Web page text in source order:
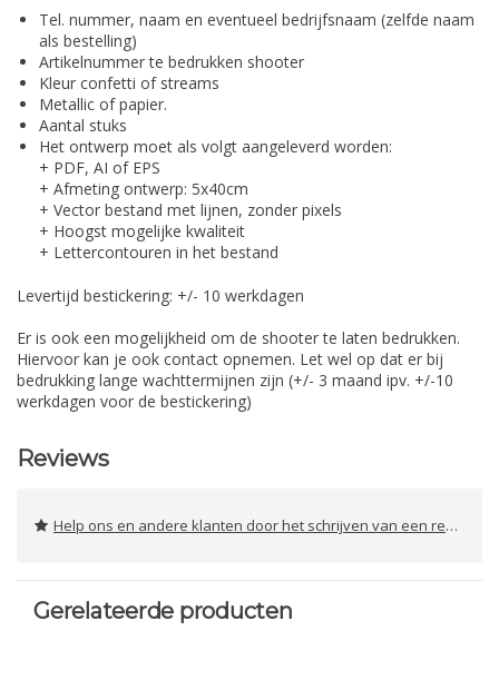
Tel. nummer, naam en eventueel bedrijfsnaam (zelfde naam
als bestelling)
Artikelnummer te bedrukken shooter
Kleur confetti of streams
Metallic of papier.
Aantal stuks
Het ontwerp moet als volgt aangeleverd worden:
+ PDF, AI of EPS
+ Afmeting ontwerp: 5x40cm
+ Vector bestand met lijnen, zonder pixels
+ Hoogst mogelijke kwaliteit
+ Lettercontouren in het bestand
Levertijd bestickering: +/- 10 werkdagen
Er is ook een mogelijkheid om de shooter te laten bedrukken.
Hiervoor kan je ook contact opnemen. Let wel op dat er bij
bedrukking lange wachttermijnen zijn (+/- 3 maand ipv. +/-10
werkdagen voor de bestickering)
Reviews
Help ons en andere klanten door het schrijven van een review
Gerelateerde producten